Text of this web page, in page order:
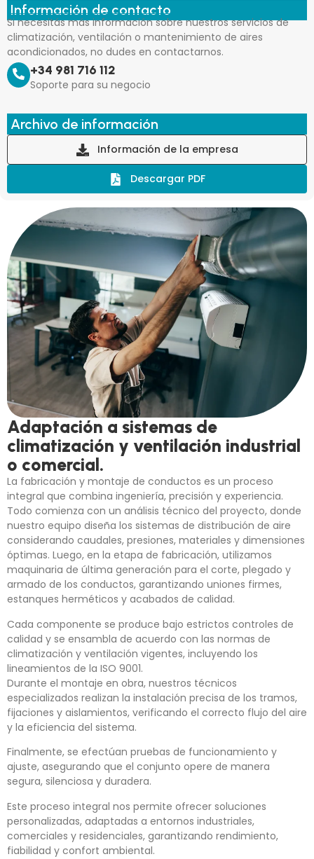
Información de contacto
Si necesitás más información sobre nuestros servicios de
climatización, ventilación o mantenimiento de aires
acondicionados, no dudes en contactarnos.
+34 981 716 112
Soporte para su negocio
Archivo de información
Información de la empresa
Descargar PDF
Adaptación a sistemas de
climatización y ventilación industrial
o comercial.
La fabricación y montaje de conductos es un proceso
integral que combina ingeniería, precisión y experiencia.
Todo comienza con un análisis técnico del proyecto, donde
nuestro equipo diseña los sistemas de distribución de aire
considerando caudales, presiones, materiales y dimensiones
óptimas. Luego, en la etapa de fabricación, utilizamos
maquinaria de última generación para el corte, plegado y
armado de los conductos, garantizando uniones firmes,
estanques herméticos y acabados de calidad.
Cada componente se produce bajo estrictos controles de
calidad y se ensambla de acuerdo con las normas de
climatización y ventilación vigentes, incluyendo los
lineamientos de la ISO 9001.
Durante el montaje en obra, nuestros técnicos
especializados realizan la instalación precisa de los tramos,
fijaciones y aislamientos, verificando el correcto flujo del aire
y la eficiencia del sistema.
Finalmente, se efectúan pruebas de funcionamiento y
ajuste, asegurando que el conjunto opere de manera
segura, silenciosa y duradera.
Este proceso integral nos permite ofrecer soluciones
personalizadas, adaptadas a entornos industriales,
comerciales y residenciales, garantizando rendimiento,
fiabilidad y confort ambiental.